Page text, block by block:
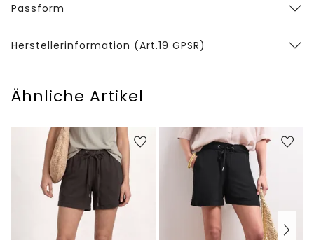
Passform
Herstellerinformation (Art.19 GPSR)
Ähnliche Artikel